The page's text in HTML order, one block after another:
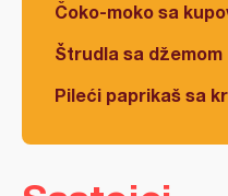
Čoko-moko sa
Štrudla sa džemom
Pileći paprikaš sa